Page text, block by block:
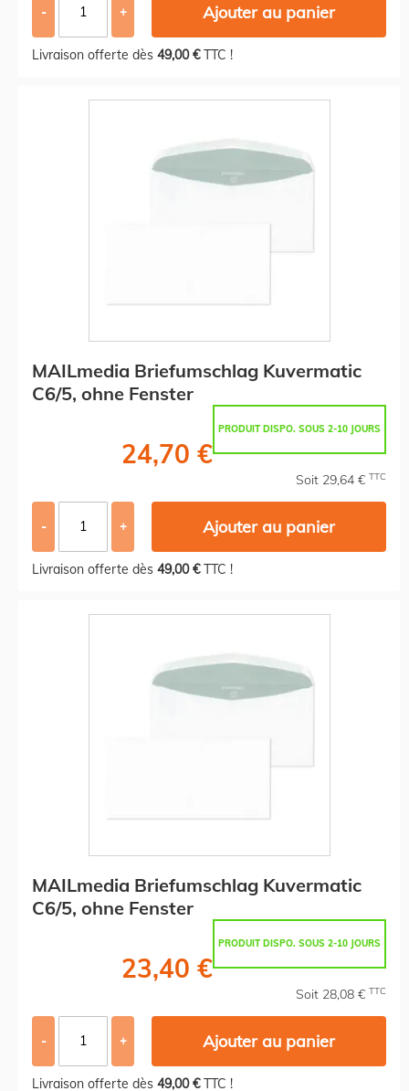
- + Ajouter au panier
Livraison offerte dès 49,00 €TTC !
MAILmedia Briefumschlag Kuvermatic
C6/5, ohne Fenster
PRODUIT DISPO. SOUS 2-10 JOURS
24,70 €
Soit 29,64 € TTC
- + Ajouter au panier
Livraison offerte dès 49,00 €TTC !
MAILmedia Briefumschlag Kuvermatic
C6/5, ohne Fenster
PRODUIT DISPO. SOUS 2-10 JOURS
23,40 €
Soit 28,08 € TTC
- + Ajouter au panier
Livraison offerte dès 49,00 €TTC !